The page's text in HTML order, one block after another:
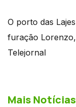
O porto das
furação
Telejornal
Mais Notícias